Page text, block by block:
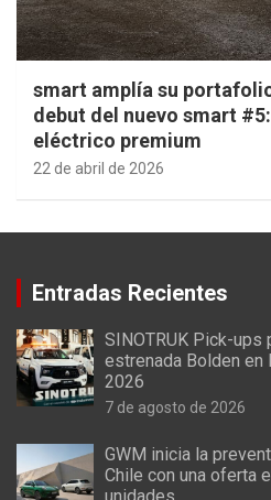
smart amplía su
debut del nuevo smart
eléctrico premium
22 de abril de 2026
Entradas Recientes
SINOTRUK Pick-ups
estrenada Bolden en
2026
7 de agosto de 2026
GWM inicia la
Chile con una oferta